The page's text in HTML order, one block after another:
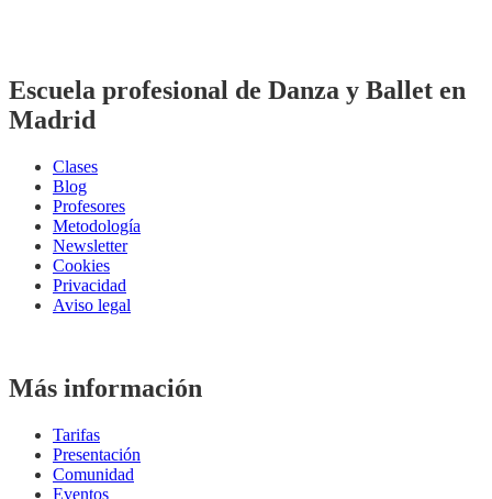
Escuela profesional de Danza y Ballet en
Madrid
Clases
Blog
Profesores
Metodología
Newsletter
Cookies
Privacidad
Aviso legal
Más información
Tarifas
Presentación
Comunidad
Eventos